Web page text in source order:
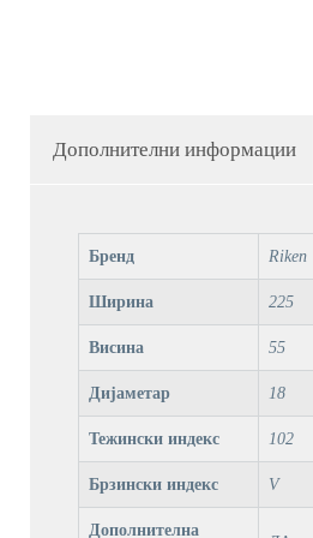
Дополнителни информации
Бренд Riken
Ширина 225
Висина 55
Дијаметар 18
Тежински индекс 102
Брзински индекс V
Дополнителна